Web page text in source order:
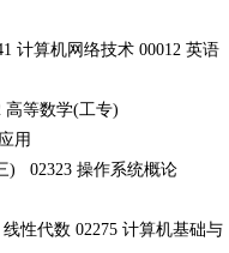
计算机网络技术 00012 英语
高等数学(工专)
用
) 02323 操作系统概论
性代数 02275 计算机基础与